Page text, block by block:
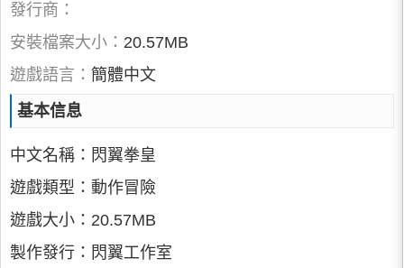
發行商：
安裝檔案大小： 20.57MB
遊戲語言： 簡體中文
基本信息
中文名稱：閃翼拳皇
遊戲類型：動作冒險
遊戲大小：20.57MB
製作發行：閃翼工作室